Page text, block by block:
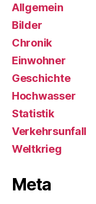
Allgemein
Bilder
Chronik
Einwohner
Geschichte
Hochwasser
Statistik
Verkehrsunfall
Weltkrieg
Meta